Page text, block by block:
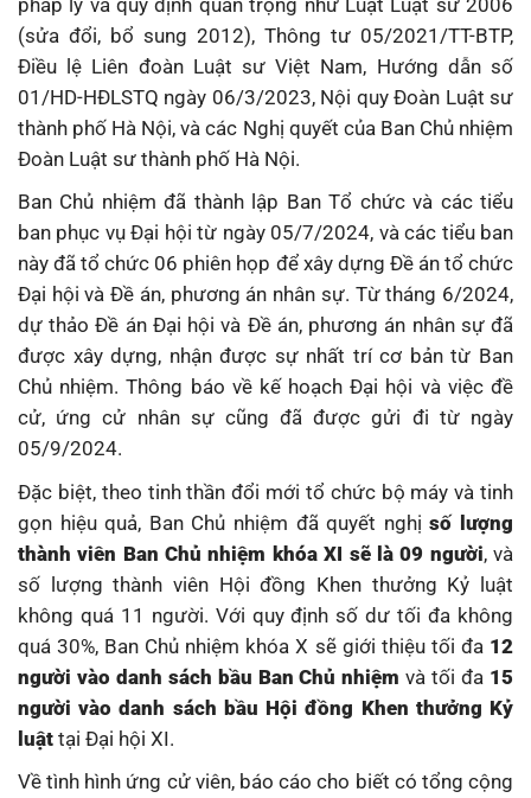
pháp lý và quy định quan trọng như Luật Luật sư 2006
(sửa đổi, bổ sung 2012), Thông tư 05/2021/TT-BTP,
Điều lệ Liên đoàn Luật sư Việt Nam, Hướng dẫn số
01/HD-HĐLSTQ ngày 06/3/2023, Nội quy Đoàn Luật sư
thành phố Hà Nội, và các Nghị quyết của Ban Chủ nhiệm
Đoàn Luật sư thành phố Hà Nội.
Ban Chủ nhiệm đã thành lập Ban Tổ chức và các tiểu
ban phục vụ Đại hội từ ngày 05/7/2024, và các tiểu ban
này đã tổ chức 06 phiên họp để xây dựng Đề án tổ chức
Đại hội và Đề án, phương án nhân sự. Từ tháng 6/2024,
dự thảo Đề án Đại hội và Đề án, phương án nhân sự đã
được xây dựng, nhận được sự nhất trí cơ bản từ Ban
Chủ nhiệm. Thông báo về kế hoạch Đại hội và việc đề
cử, ứng cử nhân sự cũng đã được gửi đi từ ngày
05/9/2024.
Đặc biệt, theo tinh thần đổi mới tổ chức bộ máy và tinh
gọn hiệu quả, Ban Chủ nhiệm đã quyết nghịsố lượng
thành viên Ban Chủ nhiệm khóa XI sẽ là 09 người, và
số lượng thành viên Hội đồng Khen thưởng Kỷ luật
không quá 11 người. Với quy định số dư tối đa không
quá 30%, Ban Chủ nhiệm khóa X sẽ giới thiệu tối đa 12
người vào danh sách bầu Ban Chủ nhiệm và tối đa 15
người vào danh sách bầu Hội đồng Khen thưởng Kỷ
luật tại Đại hội XI.
Về tình hình ứng cử viên, báo cáo cho biết có tổng cộng